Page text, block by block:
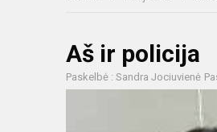
Aš ir policija
Paskelbė : Sandra Jociuvienė